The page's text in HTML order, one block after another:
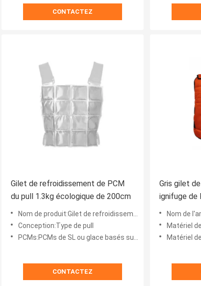
CONTACTEZ
Gilet de refroidissement de PCM
du pull 1.3kg écologique de 200cm
Nom de produit:Gilet de refroidissement de dessus de réservoir de changement de phase
Conception:Type de pull
PCMs:PCMs de SL ou glace basés sur bio pouched
CONTACTEZ
Gris gilet
ignifuge de
degrés
Nom de
Matériel
Matériel de changement de